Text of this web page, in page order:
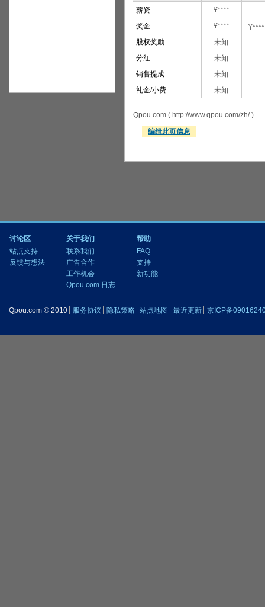
薪资
¥****
奖金
¥****
¥****
股权奖励
未知
分红
未知
销售提成
未知
礼金/小费
未知
Qpou.com ( http://www.qpou.com/zh/ )
编缉此页信息
讨论区
站点支持
反馈与想法
关于我们
联系我们
广告合作
工作机会
Qpou.com 日志
帮助
FAQ
支持
新功能
Qpou.com © 2010 服务协议 隐私策略 站点地图 最近更新 京ICP备